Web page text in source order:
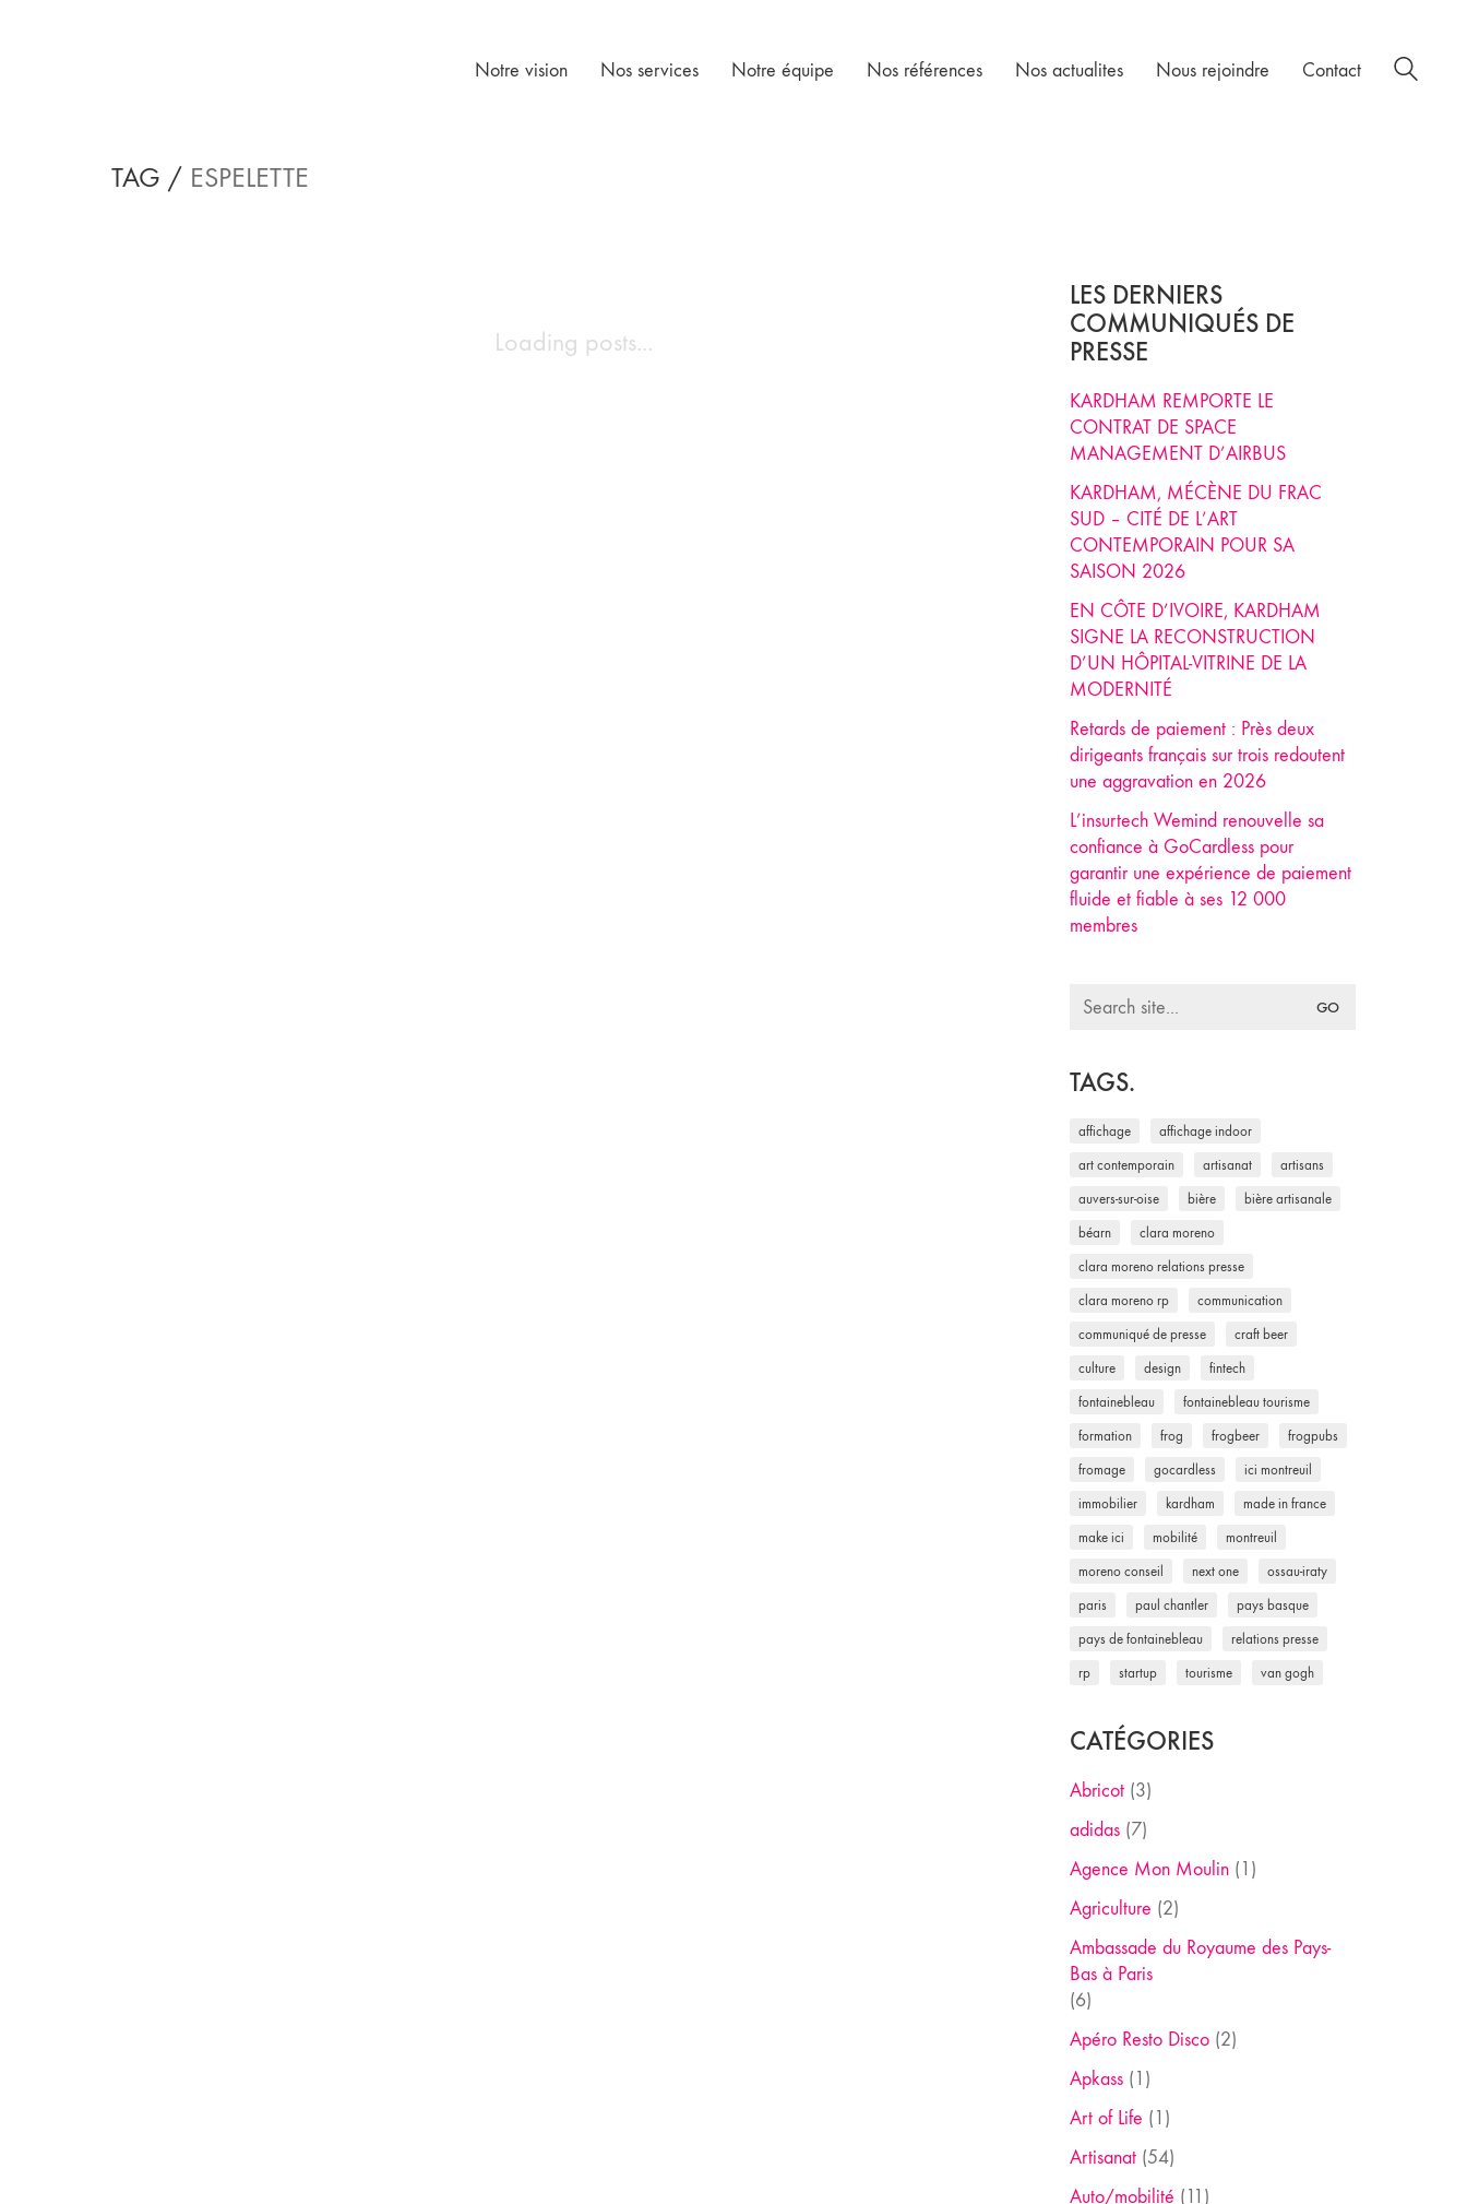
Notre vision Nos services Notre équipe Nos références Nos actualites Nous rejoindre Contact
TAG / ESPELETTE
Loading posts...
LES DERNIERS
COMMUNIQUÉS DE
PRESSE
KARDHAM REMPORTE LE
CONTRAT DE SPACE
MANAGEMENT D’AIRBUS
KARDHAM, MÉCÈNE DU FRAC
SUD – CITÉ DE L’ART
CONTEMPORAIN POUR SA
SAISON 2026
EN CÔTE D’IVOIRE, KARDHAM
SIGNE LA RECONSTRUCTION
D’UN HÔPITAL-VITRINE DE LA
MODERNITÉ
Retards de paiement : Près deux
dirigeants français sur trois redoutent
une aggravation en 2026
L’insurtech Wemind renouvelle sa
confiance à GoCardless pour
garantir une expérience de paiement
fluide et fiable à ses 12 000
membres
Search
TAGS.
affichage affichage indoor
art contemporain artisanat artisans
auvers-sur-oise bière bière artisanale
béarn clara moreno
clara moreno relations presse
clara moreno rp communication
communiqué de presse craft beer
culture design fintech
fontainebleau fontainebleau tourisme
formation frog frogbeer frogpubs
fromage gocardless ici montreuil
immobilier kardham made in france
make ici mobilité montreuil
moreno conseil next one ossau-iraty
paris paul chantler pays basque
pays de fontainebleau relations presse
rp startup tourisme van gogh
CATÉGORIES
Abricot(3)
adidas(7)
Agence Mon Moulin(1)
Agriculture (2)
Ambassade du Royaume des Pays-
Bas à Paris
(6)
Apéro Resto Disco(2)
Apkass(1)
Art of Life (1)
Artisanat(54)
Auto/mobilité (11)